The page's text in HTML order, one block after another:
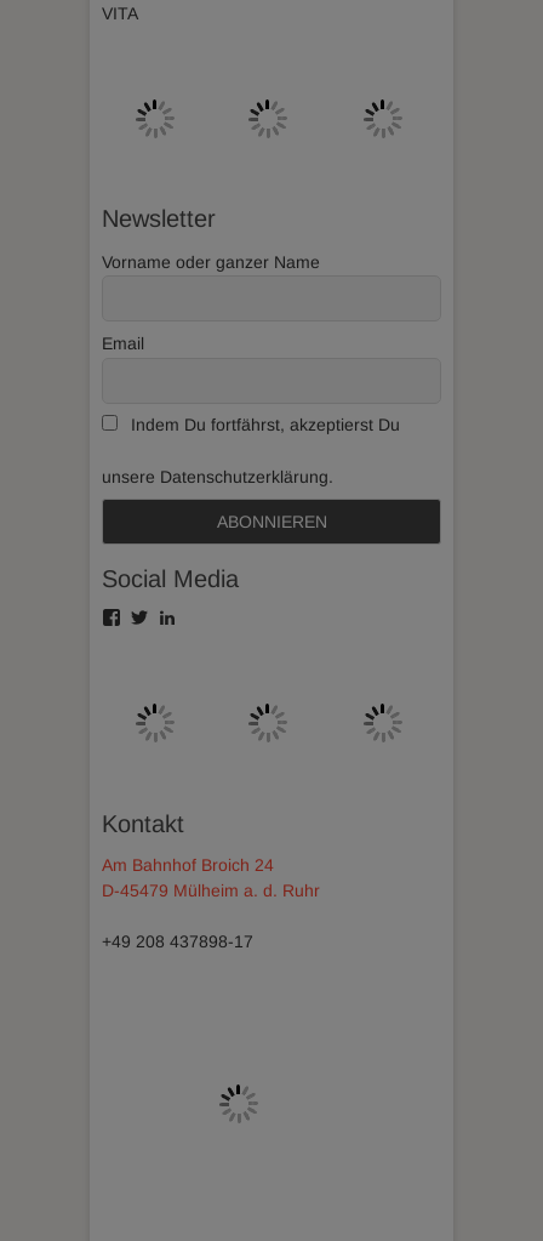
VITA
Newsletter
Vorname oder ganzer Name
Email
Indem Du fortfährst, akzeptierst Du
unsere Datenschutzerklärung.
Social Media
Profil
anzeigen
Profil
anzeigen
Kontakt
Am Bahnhof Broich 24
D-45479 Mülheim a. d. Ruhr
+49 208 437898-17